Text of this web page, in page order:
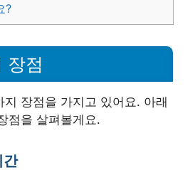
?
장점
장점을 가지고 있어요. 아래
점을 살펴볼게요.
간